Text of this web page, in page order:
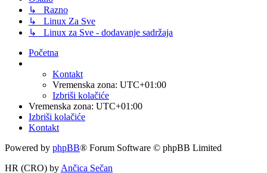
↳ Razno
↳ Linux Za Sve
↳ Linux za Sve - dodavanje sadržaja
Početna
Kontakt
Vremenska zona: UTC+01:00
Izbriši kolačiće
Vremenska zona: UTC+01:00
Izbriši kolačiće
Kontakt
Powered by phpBB® Forum Software © phpBB Limited
HR (CRO) byAnčica Sečan